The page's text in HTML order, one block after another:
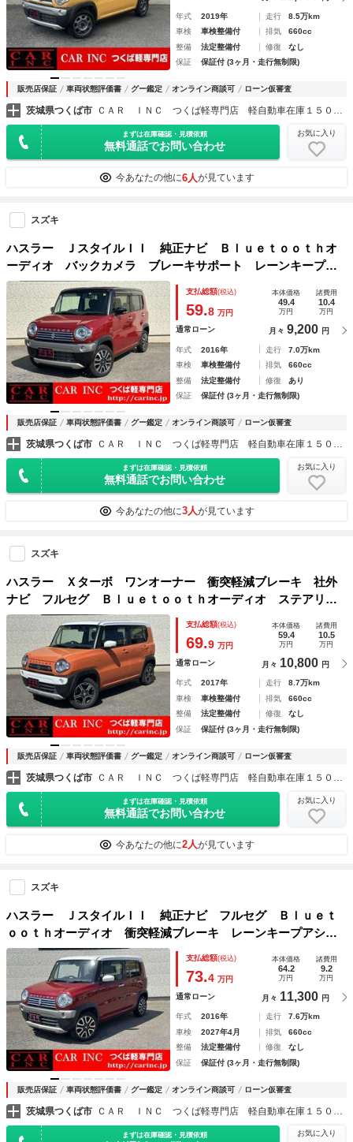
年式 2019年 走行
8.5万km
車検
車検整備付 排気
660cc
整備
法定整備付 修復
なし
保証
保証付 (3ヶ月・走行無制限)
販売店保証 車両状態評価書 グー鑑定 オンライン商談可 ローン仮審査
茨城県つくば市 ＣＡＲ ＩＮＣ つくば軽専門店 軽自動車在庫１５０台以上
まずは在庫確認・見積依頼
無料通話でお問い合わせ
お気に入り
今あなたの他に6人が見ています
スズキ
ハスラー ＪスタイルＩＩ 純正ナビ Ｂｌｕｅｔｏｏｔｈオ
ーディオ バックカメラ ブレーキサポート レーンキープア
シスト ＨＩＤライト オートライト オートハイビーム 前
席シートヒーター アイドリングストップ
支払総額(税込)
59.8 万円
本体価格
49.4
万円
諸費用
10.4
万円
通常ローン 月々 9,200 円
年式 2016年 走行
7.0万km
車検
車検整備付 排気
660cc
整備
法定整備付 修復
あり
保証
保証付 (3ヶ月・走行無制限)
販売店保証 車両状態評価書 グー鑑定 オンライン商談可 ローン仮審査
茨城県つくば市 ＣＡＲ ＩＮＣ つくば軽専門店 軽自動車在庫１５０台以上
まずは在庫確認・見積依頼
無料通話でお問い合わせ
お気に入り
今あなたの他に3人が見ています
スズキ
ハスラー Ｘターボ ワンオーナー 衝突軽減ブレーキ 社外
ナビ フルセグ Ｂｌｕｅｔｏｏｔｈオーディオ ステアリン
グリモコン シートヒーター レーンキープアシスト 純正ア
ルミホイール ＥＴＣ アイドリングストップ
支払総額(税込)
69.9 万円
本体価格
59.4
万円
諸費用
10.5
万円
通常ローン 月々 10,800 円
年式 2017年 走行
8.7万km
車検
車検整備付 排気
660cc
整備
法定整備付 修復
なし
保証
保証付 (3ヶ月・走行無制限)
販売店保証 車両状態評価書 グー鑑定 オンライン商談可 ローン仮審査
茨城県つくば市
まずは在庫確認・見積依頼
無料通話でお問い合わせ
お気に入り
今あなたの他に2人が見ています
スズキ
ハスラー ＪスタイルＩＩ 純正ナビ フルセグ Ｂｌｕｅｔ
ｏｏｔｈオーディオ 衝突軽減ブレーキ レーンキープアシス
ト ＨＩＤヘッドライト オートライト 前席シートヒータ
ー 純正１５インチＡＷ ＥＴＣ アイドリングストップ
支払総額(税込)
73.4 万円
本体価格
64.2
万円
諸費用
9.2
万円
通常ローン 月々 11,300 円
年式 2016年 走行
7.6万km
車検
2027年4月 排気
660cc
整備
法定整備付 修復
なし
保証
保証付 (3ヶ月・走行無制限)
販売店保証 車両状態評価書 グー鑑定 オンライン商談可 ローン仮審査
茨城県つくば市
まずは在庫確認・見積依頼 お気に入り